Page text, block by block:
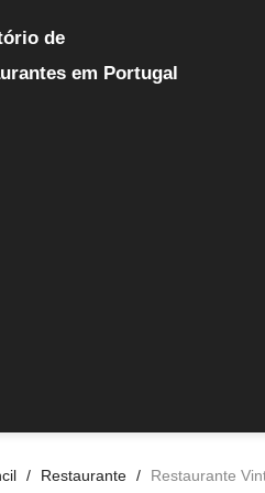
de
em Portugal
Restaurante Restaurante